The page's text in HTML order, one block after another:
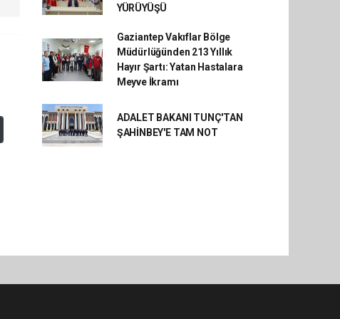
YÜRÜYÜŞÜ
Gaziantep Vakıflar Bölge
Müdürlüğünden 213 Yıllık
Hayır Şartı: Yatan Hastalara
Meyve İkramı
ADALET BAKANI TUNÇ'TAN
ŞAHİNBEY'E TAM NOT